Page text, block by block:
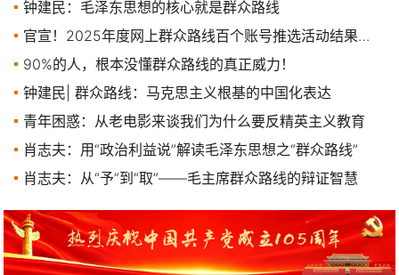
钟建民：毛泽东思想的核心就是群众路线
官宣！2025年度网上群众路线百个账号推选活动结果发布
90%的人，根本没懂群众路线的真正威力！
钟建民| 群众路线：马克思主义根基的中国化表达
青年困惑：从老电影来谈我们为什么要反精英主义教育
肖志夫：用“政治利益说”解读毛泽东思想之“群众路线”
肖志夫：从“予”到“取”——毛主席群众路线的辩证智慧